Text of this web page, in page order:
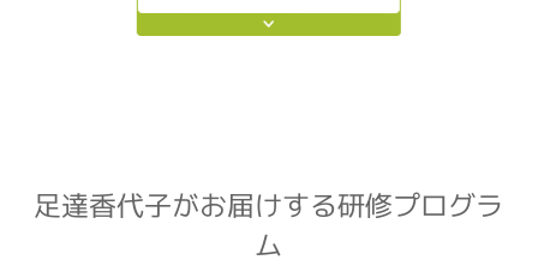
足達香代子がお届けする研修プログラ
ム